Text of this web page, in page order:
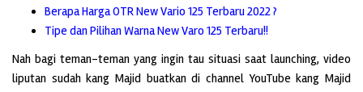
Berapa Harga OTR New Vario 125 Terbaru 2022 ?
Tipe dan Pilihan Warna New Varo 125 Terbaru!!
Nah bagi teman-teman yang ingin tau situasi saat launching, video
liputan sudah kang Majid buatkan di channel YouTube kang Majid